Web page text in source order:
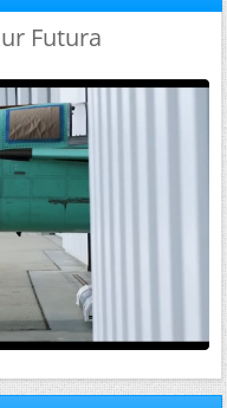
Futura